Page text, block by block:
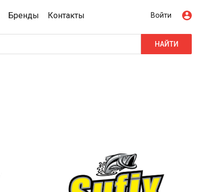
Бренды Контакты Войти
НАЙТИ